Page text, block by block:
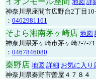
地図 詳
神奈川県座間市広野台2丁目
： 0462981161
そよら湘南茅ヶ崎店 地図
神奈川県茅ヶ崎市茅ヶ崎
： 0467846080
秦野店 地図 詳細 お気に入り
神奈川県秦野市曽屋４７８４